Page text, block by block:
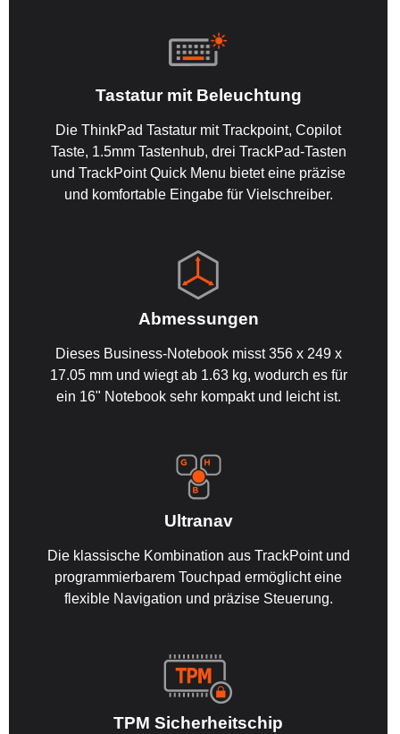
Tastatur mit Beleuchtung
Die ThinkPad Tastatur mit Trackpoint, Copilot
Taste, 1.5mm Tastenhub, drei TrackPad-Tasten
und TrackPoint Quick Menu bietet eine präzise
und komfortable Eingabe für Vielschreiber.
Abmessungen
Dieses Business-Notebook misst 356 x 249 x
17.05 mm und wiegt ab 1.63 kg, wodurch es für
ein 16" Notebook sehr kompakt und leicht ist.
Ultranav
Die klassische Kombination aus TrackPoint und
programmierbarem Touchpad ermöglicht eine
flexible Navigation und präzise Steuerung.
TPM Sicherheitschip